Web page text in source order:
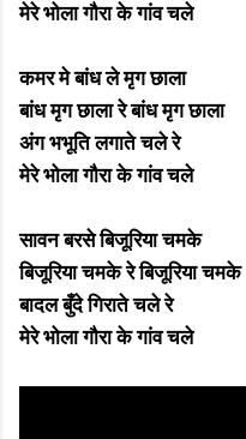
मेरे भोला गौरा के गांव चले
कमर मे बांध ले मृग छाला
बांध मृग छाला रे बांध मृग छाला
अंग भभूति लगाते चले रे
मेरे भोला गौरा के गांव चले
सावन बरसे बिजूरिया चमके
बिजूरिया चमके रे बिजूरिया चमके
बादल बुँदे गिराते चले रे
मेरे भोला गौरा के गांव चले